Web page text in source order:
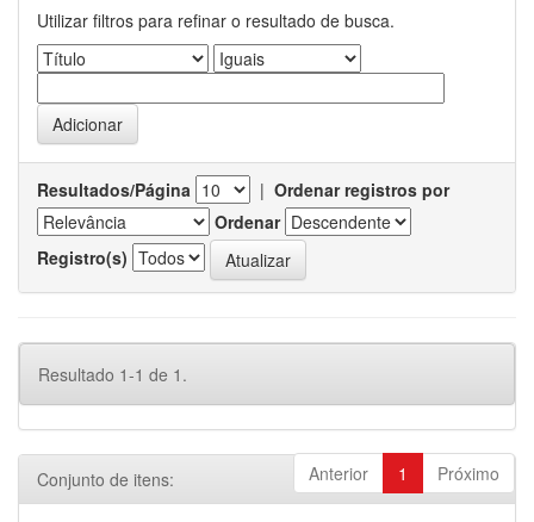
Utilizar filtros para refinar o resultado de busca.
Resultados/Página | Ordenar registros por
Ordenar
Registro(s)
Resultado 1-1 de 1.
Anterior 1 Próximo
Conjunto de itens: